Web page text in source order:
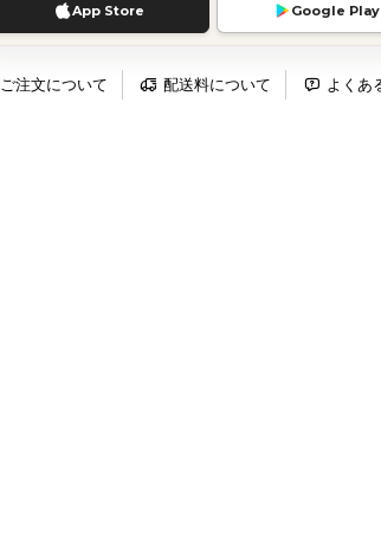
App Store Google Play
ご注文について 配送料について よくあ